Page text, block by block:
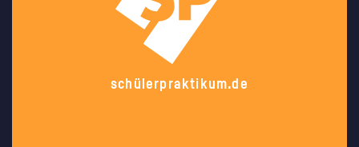
schülerpraktikum.de